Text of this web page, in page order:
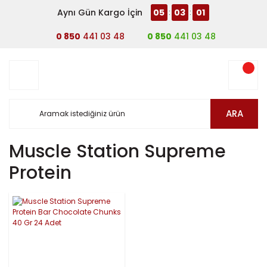
Aynı Gün Kargo İçin 05 : 03 : 01
0 850 441 03 48 0 850 441 03 48
ARA
Muscle Station Supreme
Protein